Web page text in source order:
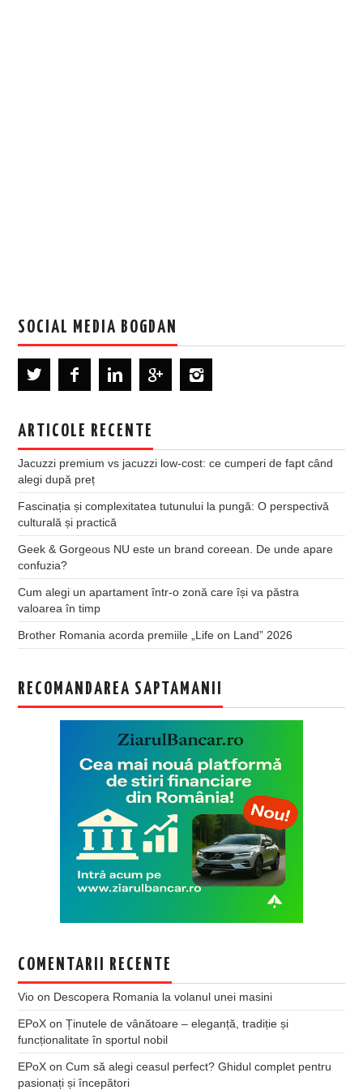
SOCIAL MEDIA BOGDAN
ARTICOLE RECENTE
Jacuzzi premium vs jacuzzi low-cost: ce cumperi de fapt când
alegi după preț
Fascinația și complexitatea tutunului la pungă: O perspectivă
culturală și practică
Geek & Gorgeous NU este un brand coreean. De unde apare
confuzia?
Cum alegi un apartament într-o zonă care își va păstra
valoarea în timp
Brother Romania acorda premiile „Life on Land” 2026
RECOMANDAREA SAPTAMANII
COMENTARII RECENTE
Vio on Descopera Romania la volanul unei masini
EPoX onȚinutele de vânătoare – eleganță, tradiție și
funcționalitate în sportul nobil
EPoX onCum să alegi ceasul perfect? Ghidul complet pentru
pasionați și începători